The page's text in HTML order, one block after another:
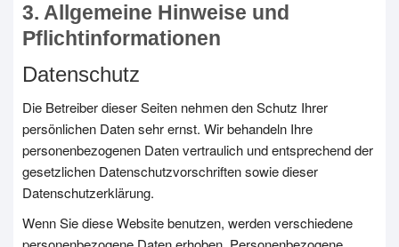
3. Allgemeine Hinweise und
Pflichtinformationen
Datenschutz
Die Betreiber dieser Seiten nehmen den Schutz Ihrer
persönlichen Daten sehr ernst. Wir behandeln Ihre
personenbezogenen Daten vertraulich und entsprechend der
gesetzlichen Datenschutzvorschriften sowie dieser
Datenschutzerklärung.
Wenn Sie diese Website benutzen, werden verschiedene